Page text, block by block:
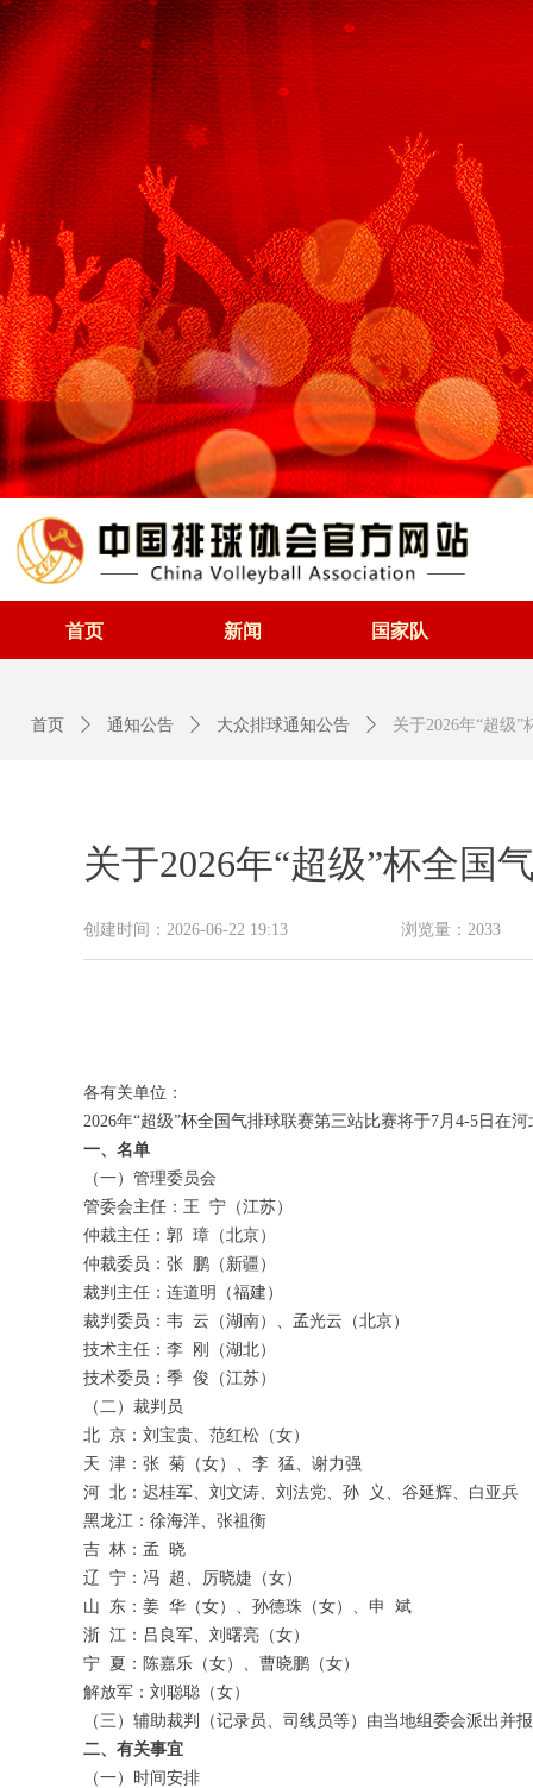
首页 新闻 国家队
关于2026年“超级”杯全国
各有关单位：
2026年“超级”杯全国气排球联赛第三站比赛将于7月4-5日在
一、名单
（一）管理委员会
管委会主任：王 宁（江苏）
仲裁主任：郭 璋（北京）
仲裁委员：张 鹏（新疆）
裁判主任：连道明（福建）
裁判委员：韦 云（湖南）、孟光云（北京）
技术主任：李 刚（湖北）
技术委员：季 俊（江苏）
（二）裁判员
北 京：刘宝贵、范红松（女）
天 津：张 菊（女）、李 猛、谢力强
河 北：迟桂军、刘文涛、刘法党、孙 义、谷延辉、白亚兵
黑龙江：徐海洋、张祖衡
吉 林：孟 晓
辽 宁：冯 超、厉晓婕（女）
山 东：姜 华（女）、孙德珠（女）、申 斌
浙 江：吕良军、刘曙亮（女）
宁 夏：陈嘉乐（女）、曹晓鹏（女）
解放军：刘聪聪（女）
（三）辅助裁判（记录员、司线员等）由当地组委会派出并
二、有关事宜
（一）时间安排
创建时间： 2026-06-22 19:13 浏览量： 2033
首页 ꄲ 通知公告 ꄲ 大众排球通知公告 ꄲ 关于2026年“超级